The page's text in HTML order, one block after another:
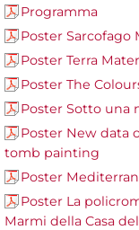
Programma
Poster
Poster Terra Mater
Poster The
Poster Sotto una
Poster New data
tomb painting
Poster
Poster La
Marmi della Casa